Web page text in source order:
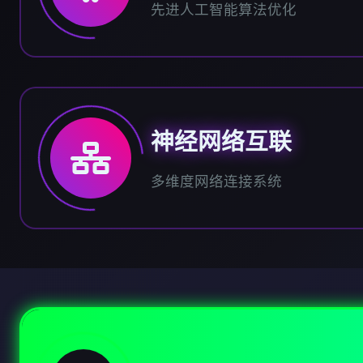
先进人工智能算法优化
神经网络互联
多维度网络连接系统